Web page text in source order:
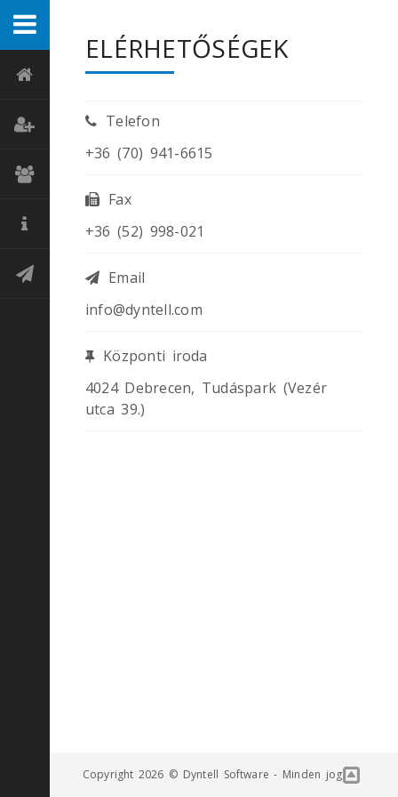
ELÉRHETŐSÉGEK
Telefon
+36 (70) 941-6615
Fax
+36 (52) 998-021
Email
info@dyntell.com
Központi iroda
4024 Debrecen, Tudáspark (Vezér
utca 39.)
Copyright 2026 © Dyntell Software - Minden jog